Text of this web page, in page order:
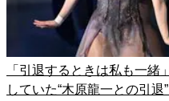
「引退するときは私も一緒
していた“木原龍一との引